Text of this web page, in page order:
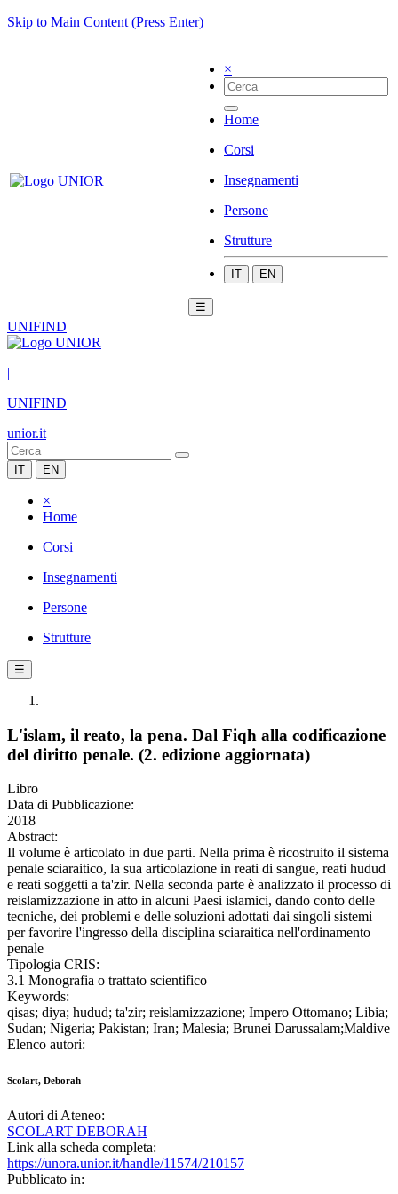
Skip to Main Content (Press Enter)
×
Home
Corsi
Insegnamenti
Persone
Strutture
IT EN
☰
UNIFIND
|
UNIFIND
unior.it
IT EN
×
Home
Corsi
Insegnamenti
Persone
Strutture
☰
L'islam, il reato, la pena. Dal Fiqh alla codificazione
del diritto penale. (2. edizione aggiornata)
Libro
Data di Pubblicazione:
2018
Abstract:
Il volume è articolato in due parti. Nella prima è ricostruito il sistema
penale sciaraitico, la sua articolazione in reati di sangue, reati hudud
e reati soggetti a ta'zir. Nella seconda parte è analizzato il processo di
reislamizzazione in atto in alcuni Paesi islamici, dando conto delle
tecniche, dei problemi e delle soluzioni adottati dai singoli sistemi
per favorire l'ingresso della disciplina sciaraitica nell'ordinamento
penale
Tipologia CRIS:
3.1 Monografia o trattato scientifico
Keywords:
qisas; diya; hudud; ta'zir; reislamizzazione; Impero Ottomano; Libia;
Sudan; Nigeria; Pakistan; Iran; Malesia; Brunei Darussalam;Maldive
Elenco autori:
Scolart, Deborah
Autori di Ateneo:
SCOLART DEBORAH
Link alla scheda completa:
https://unora.unior.it/handle/11574/210157
Pubblicato in: